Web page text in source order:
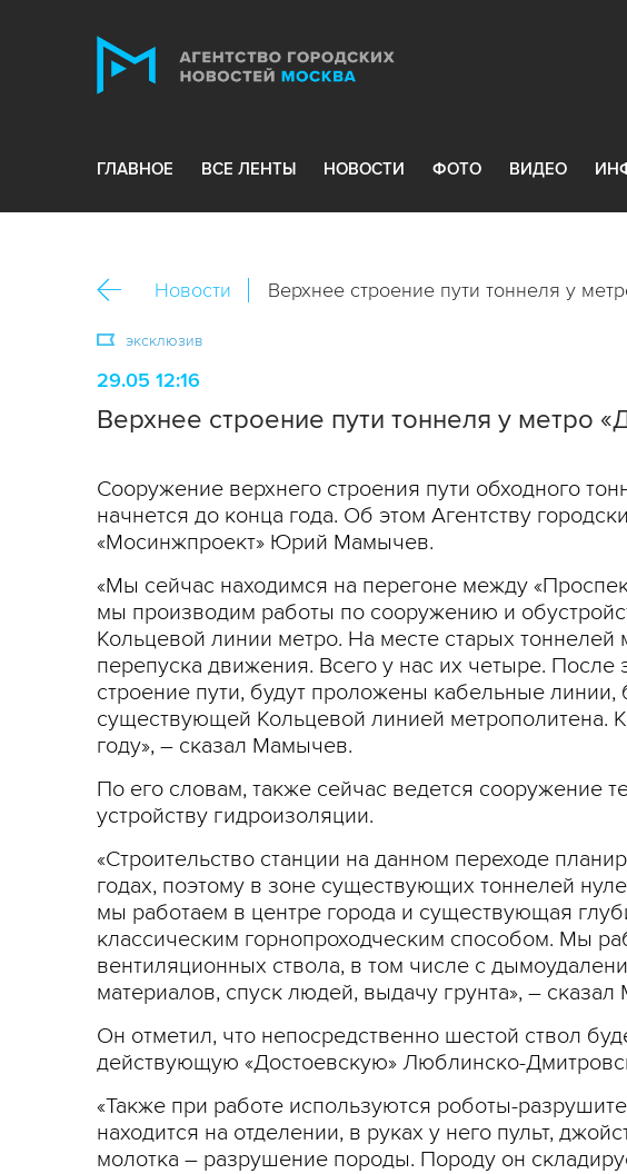
ГЛАВНОЕ ВСЕ ЛЕНТЫ НОВОСТИ ФОТО ВИДЕО
Новости Верхнее строение пути тоннеля у
эксклюзив
29.05 12:16
Верхнее строение пути тоннеля у метро
Сооружение верхнего строения пути обходного
начнется до конца года. Об этом Агентству
«Мосинжпроект» Юрий Мамычев.
«Мы сейчас находимся на перегоне между
мы производим работы по сооружению и
Кольцевой линии метро. На месте старых
перепуска движения. Всего у нас их четыре.
строение пути, будут проложены кабельные линии,
существующей Кольцевой линией метрополитена.
году», – сказал Мамычев.
По его словам, также сейчас ведется сооружение
устройству гидроизоляции.
«Строительство станции на данном переходе
годах, поэтому в зоне существующих тоннелей
мы работаем в центре города и существующая
классическим горнопроходческим способом. Мы
вентиляционных ствола, в том числе с
материалов, спуск людей, выдачу грунта», –
Он отметил, что непосредственно шестой ствол
действующую «Достоевскую» Люблинско-
«Также при работе используются роботы-
находится на отделении, в руках у него пульт,
молотка – разрушение породы. Породу он